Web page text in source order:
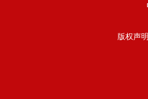
版权声